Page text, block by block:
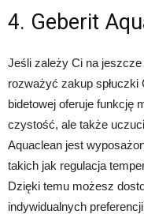
4. Geberit
Jeśli zależy Ci na
rozważyć zakup spłuczki
bidetowej oferuje funkcję
czystość, ale także
Aquaclean jest
takich jak regulacja
Dzięki temu możesz
indywidualnych